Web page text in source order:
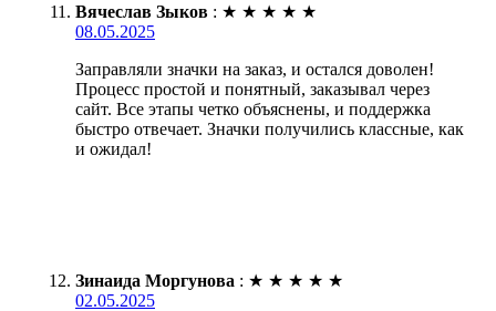
Вячеслав Зыков : ★ ★ ★ ★ ★
08.05.2025
Заправляли значки на заказ, и остался доволен!
Процесс простой и понятный, заказывал через
сайт. Все этапы четко объяснены, и поддержка
быстро отвечает. Значки получились классные, как
и ожидал!
Зинаида Моргунова : ★ ★ ★ ★ ★
02.05.2025